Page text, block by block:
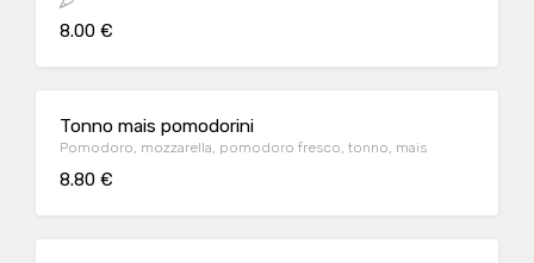
8.00 €
Tonno mais pomodorini
Pomodoro, mozzarella, pomodoro fresco, tonno, mais
8.80 €